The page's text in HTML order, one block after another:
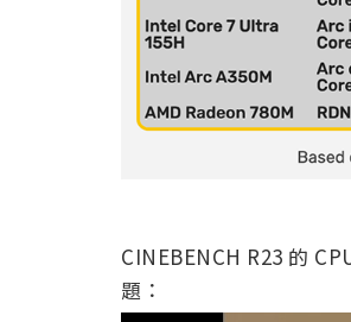
CINEBENCH R23 的
題：